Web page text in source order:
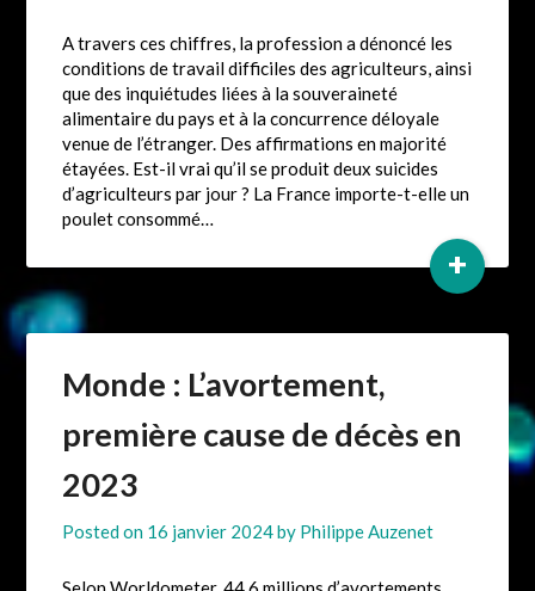
A travers ces chiffres, la profession a dénoncé les
conditions de travail difficiles des agriculteurs, ainsi
que des inquiétudes liées à la souveraineté
alimentaire du pays et à la concurrence déloyale
venue de l’étranger. Des affirmations en majorité
étayées. Est-il vrai qu’il se produit deux suicides
d’agriculteurs par jour ? La France importe-t-elle un
poulet consommé…
+
Monde : L’avortement,
première cause de décès en
2023
Posted on 16 janvier 2024by Philippe Auzenet